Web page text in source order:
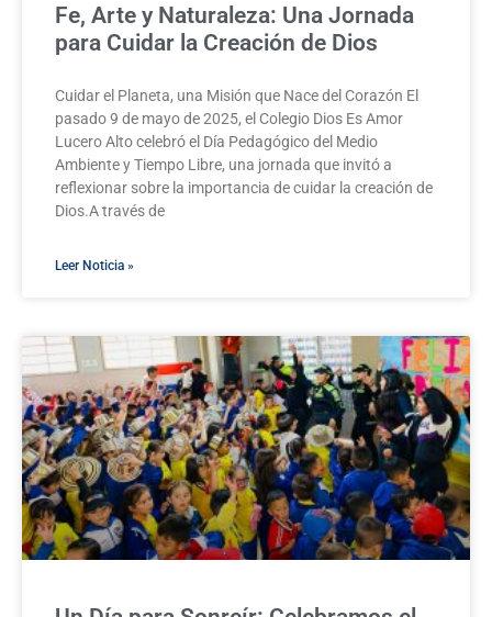
Fe, Arte y Naturaleza: Una Jornada
para Cuidar la Creación de Dios
Cuidar el Planeta, una Misión que Nace del Corazón El
pasado 9 de mayo de 2025, el Colegio Dios Es Amor
Lucero Alto celebró el Día Pedagógico del Medio
Ambiente y Tiempo Libre, una jornada que invitó a
reflexionar sobre la importancia de cuidar la creación de
Dios.A través de
Leer Noticia »